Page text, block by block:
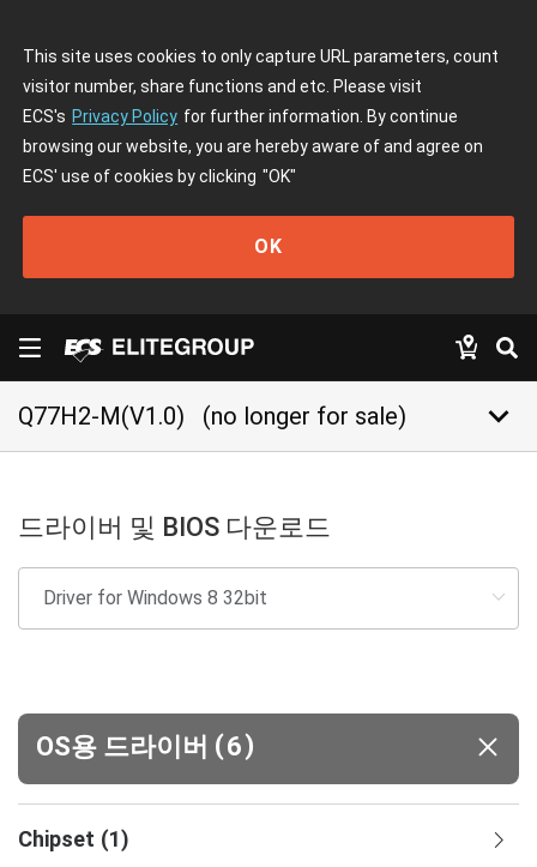
This site uses cookies to only capture URL parameters, count
visitor number, share functions and etc. Please visit
ECS's Privacy Policy for further information. By continue
browsing our website, you are hereby aware of and agree on
ECS' use of cookies by clicking "OK"
OK
Q77H2-M(V1.0) (no longer for sale) keyboard_arrow_down
드라이버 및 BIOS 다운로드
OS용 드라이버 (6)
Chipset (1)